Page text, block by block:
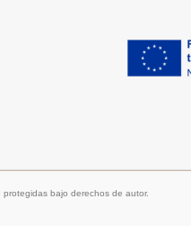
bajo derechos de autor.